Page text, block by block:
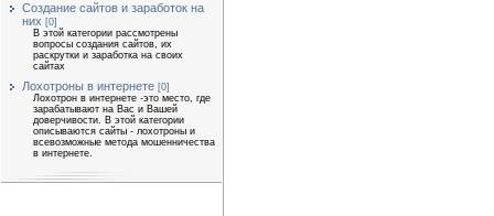
Создание сайтов и заработок на
них [0]
В этой категории рассмотрены
вопросы создания сайтов, их
раскрутки и заработка на своих
сайтах
Лохотроны в интернете [0]
Лохотрон в интернете -это место, где
зарабатывают на Вас и Вашей
доверчивости. В этой категории
описываются сайты - лохотроны и
всевозможные метода мошенничества
в интернете.